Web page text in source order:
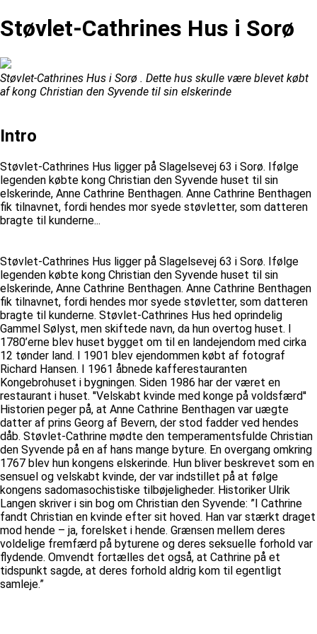
Støvlet-Cathrines Hus i Sorø
Støvlet-Cathrines Hus i Sorø . Dette hus skulle være blevet købt
af kong Christian den Syvende til sin elskerinde
Intro
Støvlet-Cathrines Hus ligger på Slagelsevej 63 i Sorø. Ifølge
legenden købte kong Christian den Syvende huset til sin
elskerinde, Anne Cathrine Benthagen. Anne Cathrine Benthagen
fik tilnavnet, fordi hendes mor syede støvletter, som datteren
bragte til kunderne...
Støvlet-Cathrines Hus ligger på Slagelsevej 63 i Sorø. Ifølge
legenden købte kong Christian den Syvende huset til sin
elskerinde, Anne Cathrine Benthagen. Anne Cathrine Benthagen
fik tilnavnet, fordi hendes mor syede støvletter, som datteren
bragte til kunderne. Støvlet-Cathrines Hus hed oprindelig
Gammel Sølyst, men skiftede navn, da hun overtog huset. I
1780’erne blev huset bygget om til en landejendom med cirka
12 tønder land. I 1901 blev ejendommen købt af fotograf
Richard Hansen. I 1961 åbnede kafferestauranten
Kongebrohuset i bygningen. Siden 1986 har der været en
restaurant i huset. ''Velskabt kvinde med konge på voldsfærd''
Historien peger på, at Anne Cathrine Benthagen var uægte
datter af prins Georg af Bevern, der stod fadder ved hendes
dåb. Støvlet-Cathrine mødte den temperamentsfulde Christian
den Syvende på en af hans mange byture. En overgang omkring
1767 blev hun kongens elskerinde. Hun bliver beskrevet som en
sensuel og velskabt kvinde, der var indstillet på at følge
kongens sadomasochistiske tilbøjeligheder. Historiker Ulrik
Langen skriver i sin bog om Christian den Syvende: ”I Cathrine
fandt Christian en kvinde efter sit hoved. Han var stærkt draget
mod hende – ja, forelsket i hende. Grænsen mellem deres
voldelige fremfærd på byturene og deres seksuelle forhold var
flydende. Omvendt fortælles det også, at Cathrine på et
tidspunkt sagde, at deres forhold aldrig kom til egentligt
samleje.”